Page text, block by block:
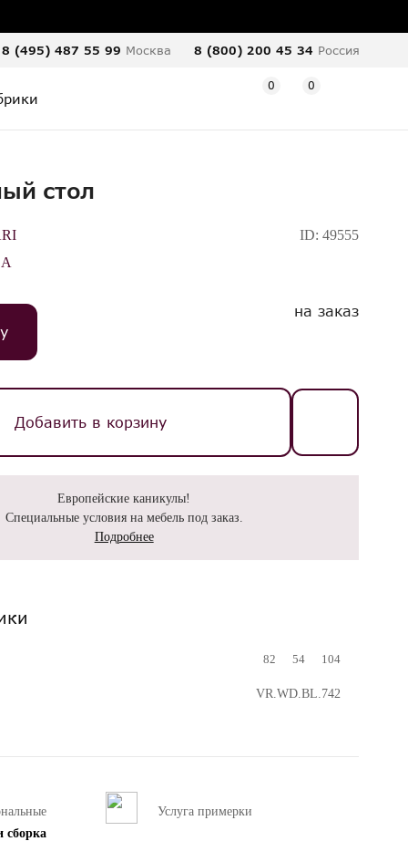
8 (495) 487 55 99 Москва 8 (800) 200 45 34 Россия
0 0
стол
ID:49555
на заказ
Добавить в корзину
Европейские каникулы!
Специальные условия на мебель под заказ.
Подробнее
82 54 104
VR.WD.BL.742
сборка
Услуга примерки